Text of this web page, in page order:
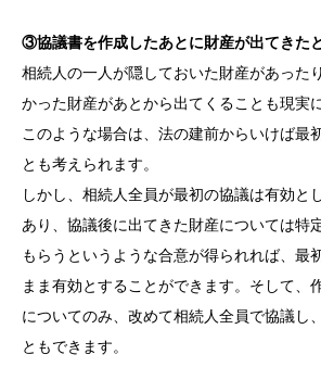
③協議書を作成したあとに財産が出てきた
相続人の一人が隠しておいた財産があった
かった財産があとから出てくることも現実
このような場合は、法の建前からいけば最
とも考えられます。
しかし、相続人全員が最初の協議は有効と
あり、協議後に出てきた財産については特
もらうというような合意が得られれば、最
まま有効とすることができます。そして、
についてのみ、改めて相続人全員で協議し
ともできます。